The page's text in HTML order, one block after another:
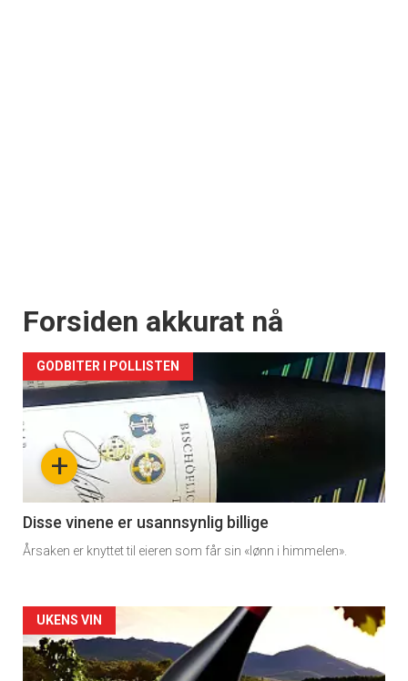
Forsiden akkurat nå
+
GODBITER I POLLISTEN
Disse vinene er usannsynlig billige
Årsaken er knyttet til eieren som får sin «lønn i himmelen».
Forsiden
akkurat
UKENS VIN